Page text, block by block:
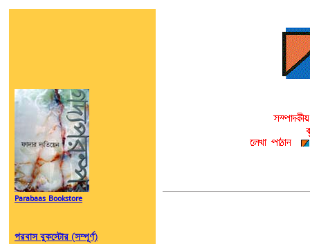
Parabaas Bookstore
পরবাস বুকস্টোর (সম্পূর্ণ)